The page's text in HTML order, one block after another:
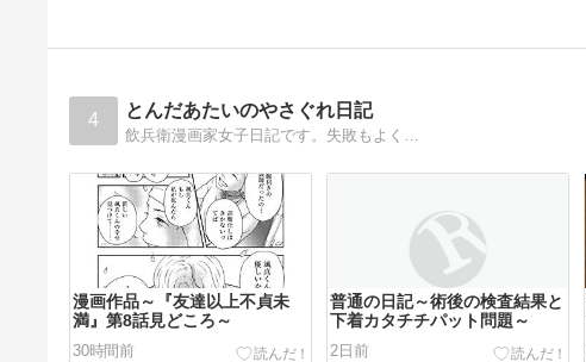
4 とんだあたいのやさぐれ日記
飲兵衛漫画家女子日記です。失敗もよく…
漫画作品～『友達以上不貞未
満』第8話見どころ～
30時間前
普通の日記～術後の検査結果と
下着カタチチパット問題～
2日前